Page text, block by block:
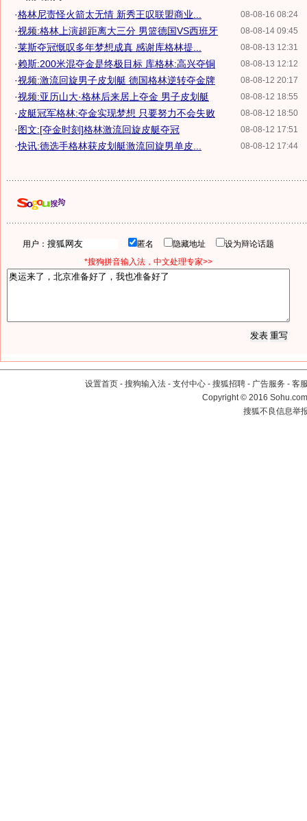
08-08-16 08:24
·格林尼责怪火箭太无情 新秀王叹联盟商业...
08-08-14 09:45
·视频:格林上演超距离大三分 男篮德国VS西班牙
08-08-13 12:31
·莱斯夺冠慨叹多年梦想成真 感谢库格林提...
08-08-13 12:12
·赖斯:200米混夺金是终极目标 库格林:高兴夺铜
08-08-12 20:17
·视频:激流回旋男子皮划艇 德国格林逆转夺金牌
08-08-12 18:55
·视频:亚历山大·格林后来居上夺金 男子皮划艇
08-08-12 18:50
· 皮艇冠军格林:夺金实现梦想 只要努力不会失败
08-08-12 17:51
·图文:[夺金时刻]格林激流回旋皮艇夺冠
08-08-12 17:44
·快讯:德选手格林获皮划艇激流回旋男单皮...
用户： 匿名 隐藏地址
设为辩论话题
*搜狗拼音输入法，中文处理专家>>
设置首页 - 搜狗输入法 - 支付中心 - 搜狐招聘 - 广告服务 - 客
Copyright©2016
搜狐不良信息举